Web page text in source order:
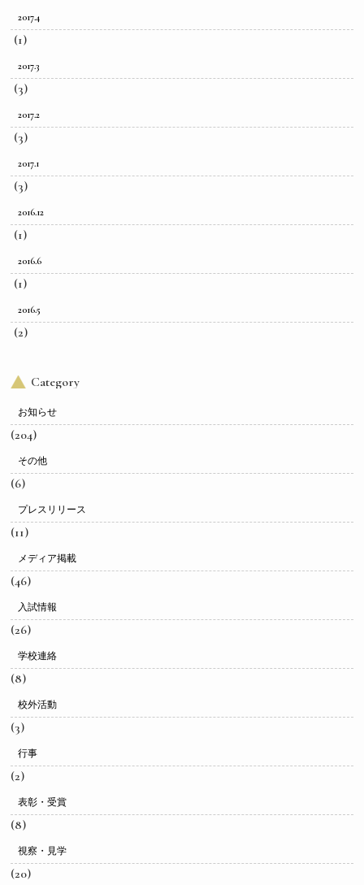
2017.4
(1)
2017.3
(3)
2017.2
(3)
2017.1
(3)
2016.12
(1)
2016.6
(1)
2016.5
(2)
Category
お知らせ
(204)
その他
(6)
プレスリリース
(11)
メディア掲載
(46)
入試情報
(26)
学校連絡
(8)
校外活動
(3)
行事
(2)
表彰・受賞
(8)
視察・見学
(20)